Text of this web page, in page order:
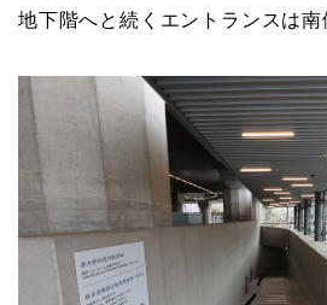
地下階へと続くエントランスは南